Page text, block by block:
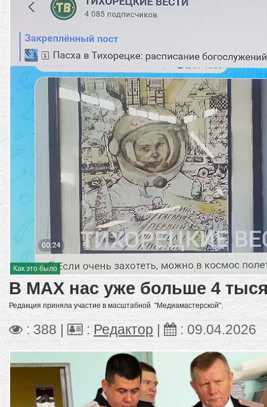
Как это было
В МАХ нас уже больше 4
Редакция приняла участие в масштабной "Медиамастерской".
: 388 | : Редактор : 09.04.2026